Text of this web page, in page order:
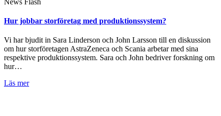
Hur jobbar storföretag med produktionssystem?
Vi har bjudit in Sara Linderson och John Larsson till en diskussion
om hur storföretagen AstraZeneca och Scania arbetar med sina
respektive produktionssystem. Sara och John bedriver forskning om
hur…
Läs mer